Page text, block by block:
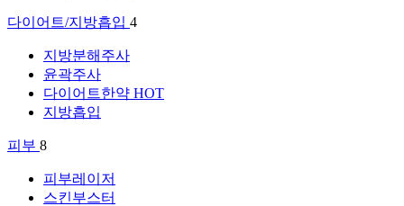
다이어트/지방흡입 4
지방분해주사
윤곽주사
다이어트한약 HOT
지방흡입
피부 8
피부레이저
스킨부스터